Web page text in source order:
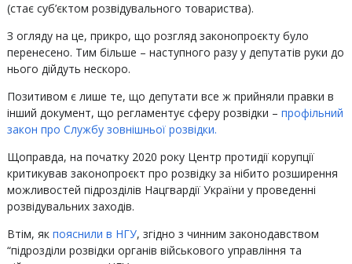
(стає суб’єктом розвідувального товариства).
З огляду на це, прикро, що розгляд законопроєкту було
перенесено. Тим більше – наступного разу у депутатів руки до
нього дійдуть нескоро.
Позитивом є лише те, що депутати все ж прийняли правки в
інший документ, що регламентує сферу розвідки – профільний
закон про Службу зовнішньої розвідки.
Щоправда, на початку 2020 року Центр протидії корупції
критикував законопроєкт про розвідку за нібито розширення
можливостей підрозділів Нацгвардії України у проведенні
розвідувальних заходів.
Втім, як пояснили в НГУ, згідно з чинним законодавством
“підрозділи розвідки органів військового управління та